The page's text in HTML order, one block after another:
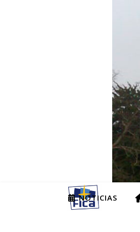
NOTICIAS